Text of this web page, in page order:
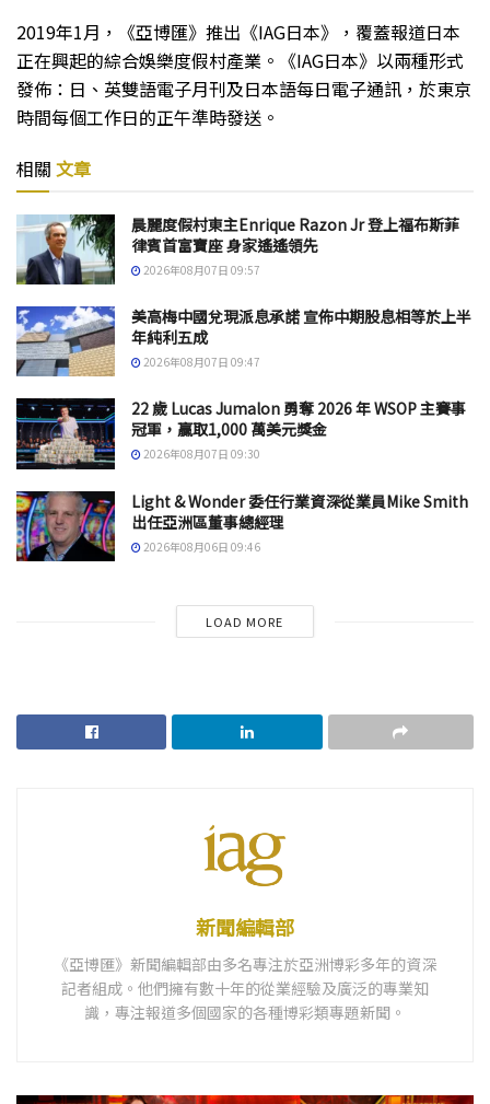
2019年1月，《亞博匯》推出《IAG日本》，覆蓋報道日本
正在興起的綜合娛樂度假村產業。《IAG日本》以兩種形式
發佈：日、英雙語電子月刊及日本語每日電子通訊，於東京
時間每個工作日的正午準時發送。
相關 文章
晨麗度假村東主Enrique Razon Jr 登上福布斯菲
律賓首富寶座 身家遙遙領先
2026年08月07日 09:57
美高梅中國兌現派息承諾 宣佈中期股息相等於上半
年純利五成
2026年08月07日 09:47
22 歲 Lucas Jumalon 勇奪 2026 年 WSOP 主賽事
冠軍，贏取1,000 萬美元獎金
2026年08月07日 09:30
Light & Wonder 委任行業資深從業員Mike Smith
出任亞洲區董事總經理
2026年08月06日 09:46
LOAD MORE
新聞編輯部
《亞博匯》新聞編輯部由多名專注於亞洲博彩多年的資深
記者組成。他們擁有數十年的從業經驗及廣泛的專業知
識，專注報道多個國家的各種博彩類專題新聞。